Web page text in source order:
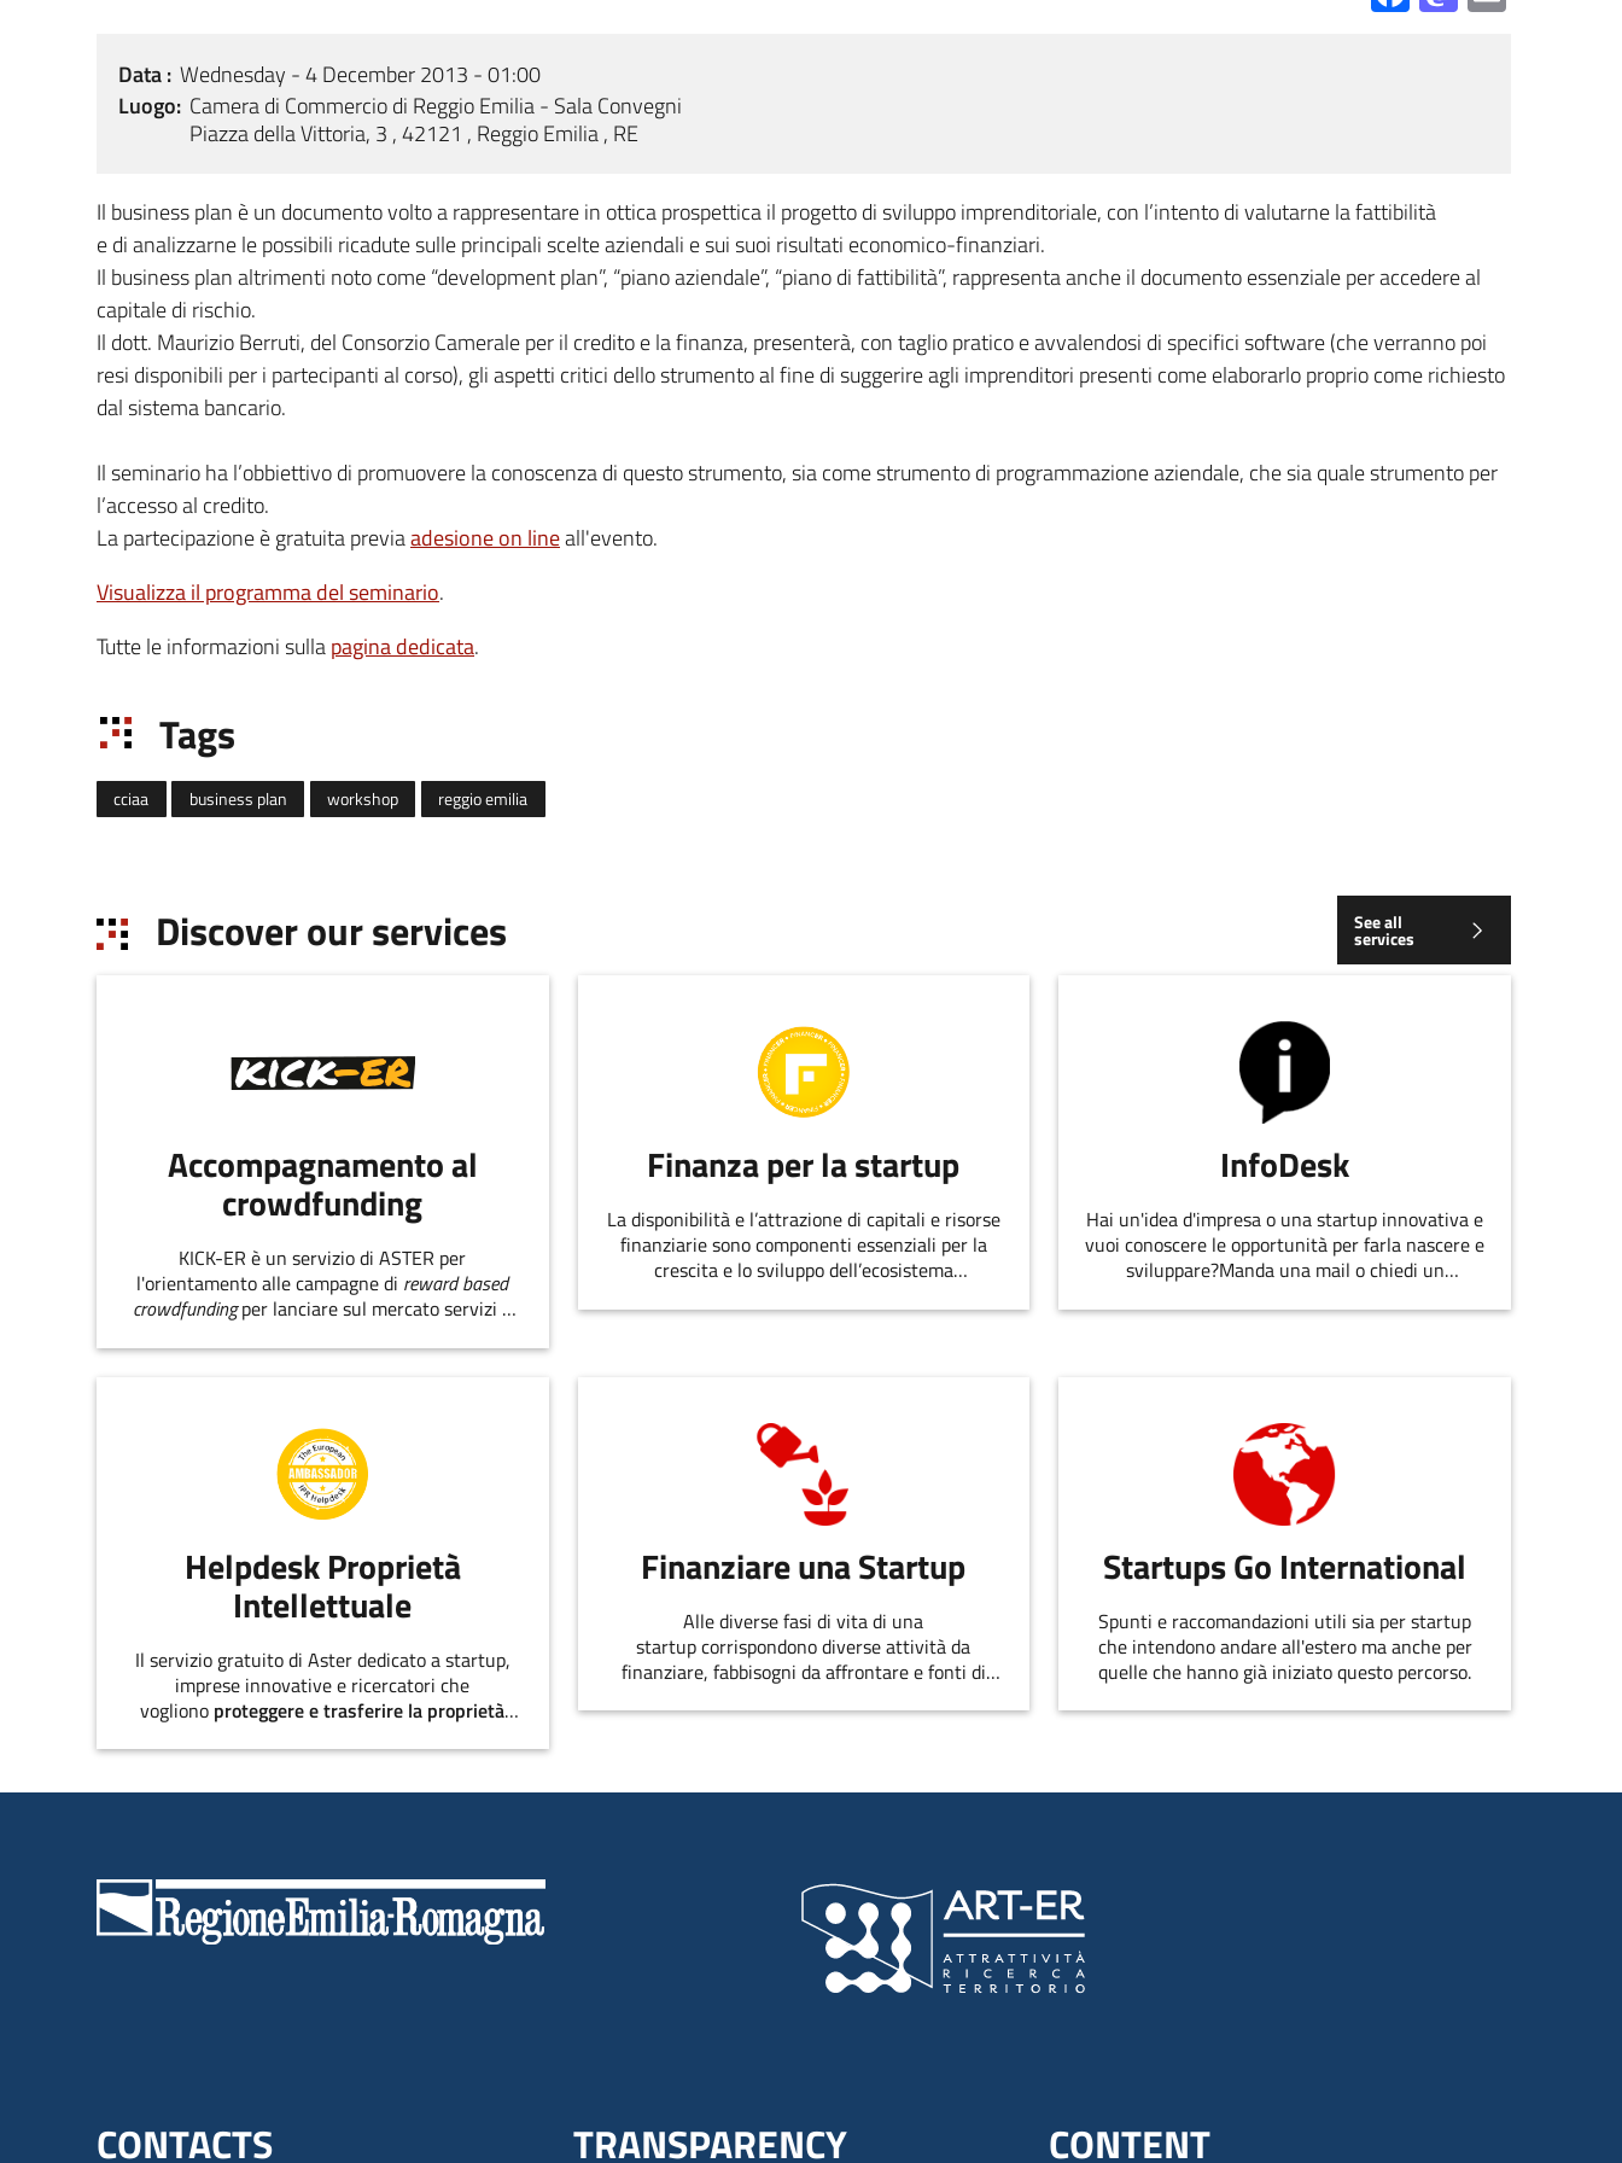
Data Wednesday - 4 December 2013 - 01:00
Luogo Camera di Commercio di Reggio Emilia - Sala Convegni
Piazza della Vittoria, 3 , 42121 , Reggio Emilia , RE
Il business plan è un documento volto a rappresentare in ottica prospettica il progetto di sviluppo imprenditoriale, con l’intento di valutarne la fattibilità
e di analizzarne le possibili ricadute sulle principali scelte aziendali e sui suoi risultati economico-finanziari.
Il business plan altrimenti noto come “development plan”, “piano aziendale”, “piano di fattibilità”, rappresenta anche il documento essenziale per accedere al
capitale di rischio.
Il dott. Maurizio Berruti, del Consorzio Camerale per il credito e la finanza, presenterà, con taglio pratico e avvalendosi di specifici software (che verranno poi
resi disponibili per i partecipanti al corso), gli aspetti critici dello strumento al fine di suggerire agli imprenditori presenti come elaborarlo proprio come richiesto
dal sistema bancario.
Il seminario ha l’obbiettivo di promuovere la conoscenza di questo strumento, sia come strumento di programmazione aziendale, che sia quale strumento per
l’accesso al credito.
La partecipazione è gratuita previaadesione on lineall'evento.
Visualizza il programma del seminario.
Tutte le informazioni sullapagina dedicata.
Tags
cciaa business plan workshop reggio emilia
Discover our services See all
services
Accompagnamento al
crowdfunding
KICK-ER è un servizio di ASTER per
l'orientamento alle campagne di reward based
crowdfundingper lanciare sul mercato servizi e
Finanza per la startup
La disponibilità e l’attrazione di capitali e risorse
finanziarie sono componenti essenziali per la
crescita e lo sviluppo dell’ecosistema
InfoDesk
Hai un'idea d'impresa o una startup innovativa e
vuoi conoscere le opportunità per farla nascere e
sviluppare?Manda una mail o chiedi un
EmiliaRomagnaStartUp.
Helpdesk Proprietà
Intellettuale
Il servizio gratuito di Aster dedicato a startup,
imprese innovative e ricercatori che
vogliono proteggere e trasferire la proprietà
Finanziare una Startup
Alle diverse fasi di vita di una
startup corrispondono diverse attività da
finanziare, fabbisogni da affrontare e fonti di
Startups Go International
Spunti e raccomandazioni utili sia per startup
che intendono andare all'estero ma anche per
quelle che hanno già iniziato questo percorso.
CONTACTS TRANSPARENCY CONTENT